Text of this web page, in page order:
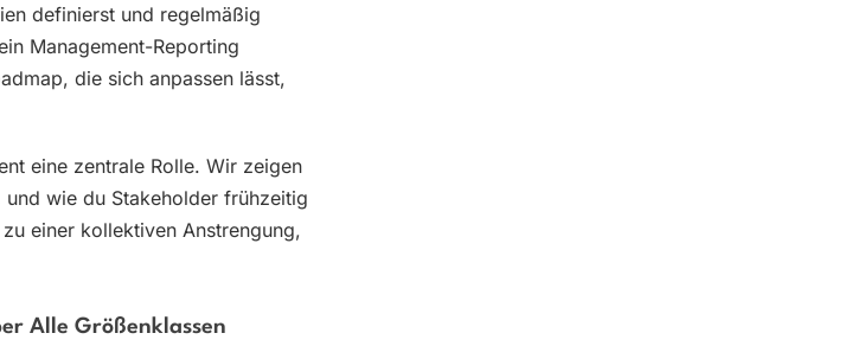
definierst und regelmäßig
Management-Reporting
die sich anpassen lässt,
eine zentrale Rolle. Wir zeigen
wie du Stakeholder frühzeitig
einer kollektiven Anstrengung,
Alle Größenklassen